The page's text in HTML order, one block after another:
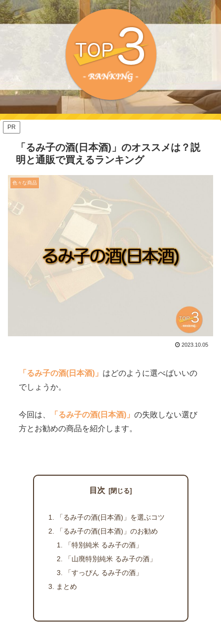
PR
「るみ子の酒(日本酒)」のオススメは？説
明と通販で買えるランキング
色々な商品
2023.10.05
「るみ子の酒(日本酒)」 はどのように選べばいいの
でしょうか。
今回は、 「るみ子の酒(日本酒)」の失敗しない選び
方とお勧めの商品を紹介します。
目次
「るみ子の酒(日本酒)」を選ぶコツ
「るみ子の酒(日本酒)」のお勧め
「特別純米 るみ子の酒」
「山廃特別純米 るみ子の酒」
「すっぴん るみ子の酒」
まとめ